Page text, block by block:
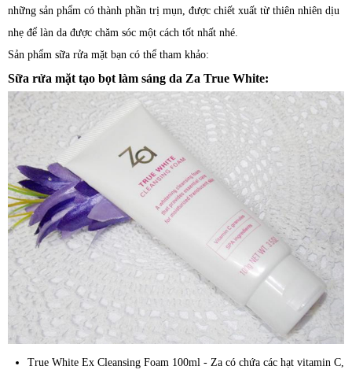
những sản phẩm có thành phần trị mụn, được chiết xuất từ thiên nhiên dịu
nhẹ để làn da được chăm sóc một cách tốt nhất nhé.
Sản phẩm sữa rửa mặt bạn có thể tham khảo:
Sữa rửa mặt tạo bọt làm sáng da Za True White:
True White Ex Cleansing Foam 100ml - Za có chứa các hạt vitamin C,